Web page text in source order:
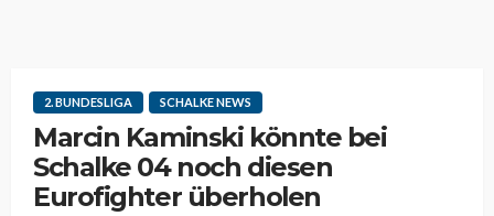
2. BUNDESLIGA SCHALKE NEWS
Marcin Kaminski könnte bei
Schalke 04 noch diesen
Eurofighter überholen